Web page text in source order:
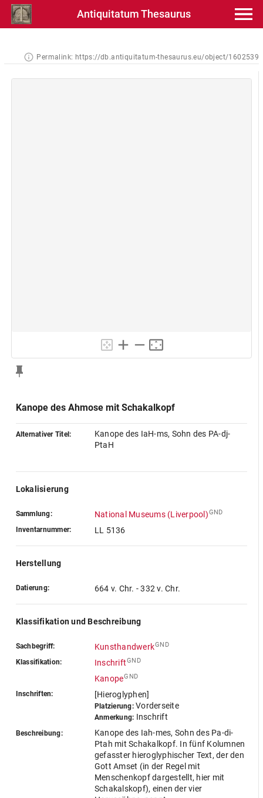
Antiquitatum Thesaurus
Permalink: https://db.antiquitatum-thesaurus.eu/object/1602539
Kanope des Ahmose mit Schakalkopf
Alternativer Titel:
Kanope des IaH-ms, Sohn des PA-dj-
PtaH
Lokalisierung
Sammlung: National Museums (Liverpool)GND
Inventarnummer: LL 5136
Herstellung
Datierung: 664 v. Chr. - 332 v. Chr.
Klassifikation und Beschreibung
Sachbegriff: KunsthandwerkGND
Klassifikation: InschriftGND
KanopeGND
Inschriften: [Hieroglyphen]
Platzierung:Vorderseite
Anmerkung: Inschrift
Beschreibung:
Kanope des Iah-mes, Sohn des Pa-di-
Ptah mit Schakalkopf. In fünf Kolumnen
gefasster hieroglyphischer Text, der den
Gott Amset (in der Regel mit
Menschenkopf dargestellt, hier mit
Schakalskopf), einen der vier